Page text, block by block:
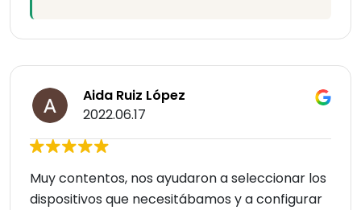
Aida Ruiz López
2022.06.17
Muy contentos, nos ayudaron a seleccionar los
dispositivos que necesitábamos y a configurar